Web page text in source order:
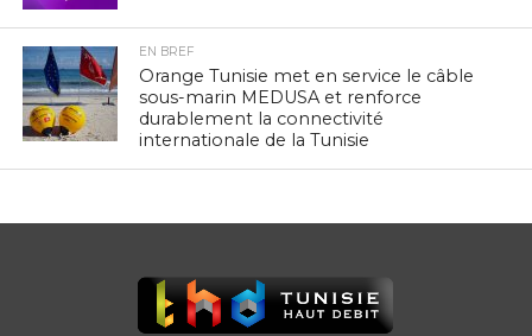
EN BREF
Orange Tunisie met en service le câble
sous-marin MEDUSA et renforce
durablement la connectivité
internationale de la Tunisie